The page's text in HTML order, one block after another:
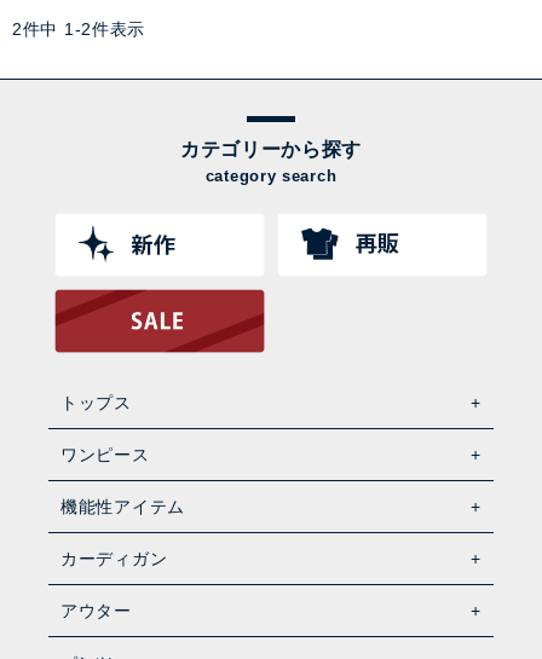
2件中 1 -2件表示
カテゴリーから探す
category search
トップス
ワンピース
機能性アイテム
カーディガン
アウター